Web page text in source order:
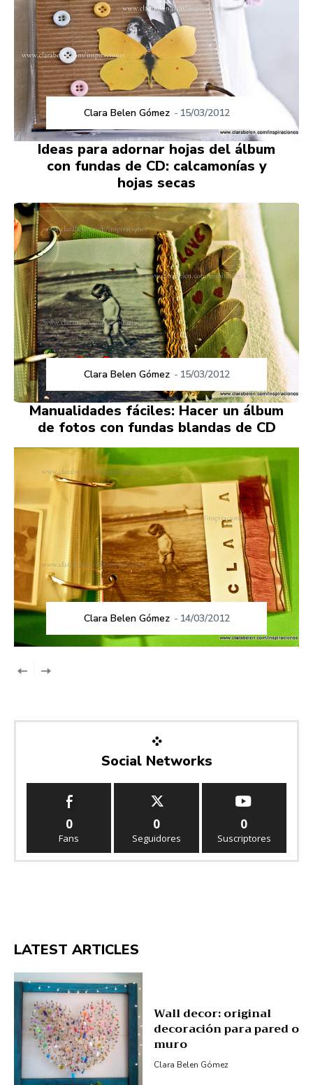
Clara Belen Gómez - 15/03/2012
Ideas para adornar hojas del álbum
con fundas de CD: calcamonías y
hojas secas
Clara Belen Gómez - 15/03/2012
Manualidades fáciles: Hacer un álbum
de fotos con fundas blandas de CD
Clara Belen Gómez - 14/03/2012
Social Networks
0
Fans
0
Seguidores
0
Suscriptores
LATEST ARTICLES
Wall decor: original
decoración para pared o
muro
Clara Belen Gómez